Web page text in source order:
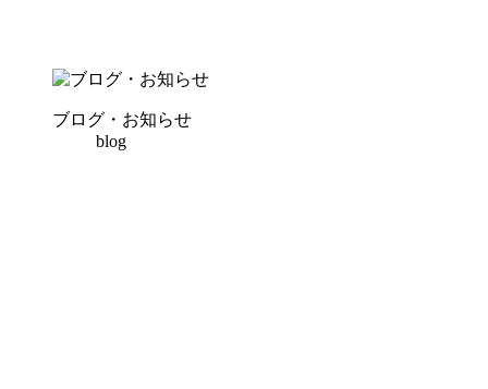
ブログ・お知らせ
blog